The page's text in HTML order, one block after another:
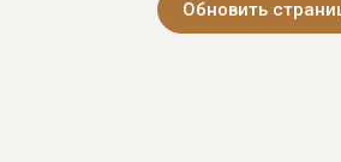
Обновить